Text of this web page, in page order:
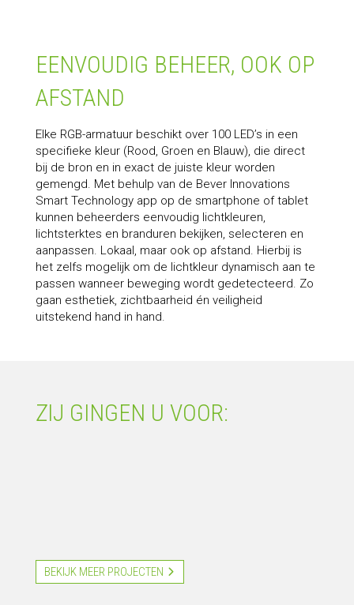
EENVOUDIG BEHEER, OOK OP
AFSTAND
Elke RGB-armatuur beschikt over 100 LED’s in een
specifieke kleur (Rood, Groen en Blauw), die direct
bij de bron en in exact de juiste kleur worden
gemengd. Met behulp van de Bever Innovations
Smart Technology app op de smartphone of tablet
kunnen beheerders eenvoudig lichtkleuren,
lichtsterktes en branduren bekijken, selecteren en
aanpassen. Lokaal, maar ook op afstand. Hierbij is
het zelfs mogelijk om de lichtkleur dynamisch aan te
passen wanneer beweging wordt gedetecteerd. Zo
gaan esthetiek, zichtbaarheid én veiligheid
uitstekend hand in hand.
ZIJ GINGEN U VOOR:
BEKIJK MEER PROJECTEN